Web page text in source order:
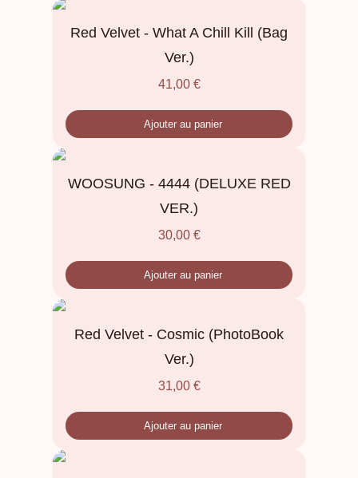
Red Velvet - What A Chill Kill (Bag
Ver.)
41,00 €
Ajouter au panier
WOOSUNG - 4444 (DELUXE RED
VER.)
30,00 €
Ajouter au panier
Red Velvet - Cosmic (PhotoBook
Ver.)
31,00 €
Ajouter au panier